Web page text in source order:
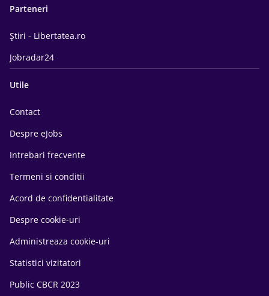
Parteneri
Știri - Libertatea.ro
Jobradar24
Utile
Contact
Despre eJobs
Intrebari frecvente
Termeni si conditii
Acord de confidentialitate
Despre cookie-uri
Administreaza cookie-uri
Statistici vizitatori
Public CBCR 2023